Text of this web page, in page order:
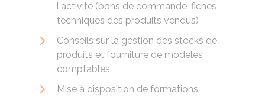
l'activité (bons de commande, fiches
techniques des produits vendus)
Conseils sur la gestion des stocks de
produits et fourniture de modèles
comptables
Mise à disposition de formations